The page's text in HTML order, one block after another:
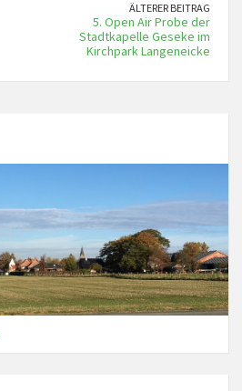
ÄLTERER BEITRAG
5. Open Air Probe der
Stadtkapelle Geseke im
Kirchpark Langeneicke